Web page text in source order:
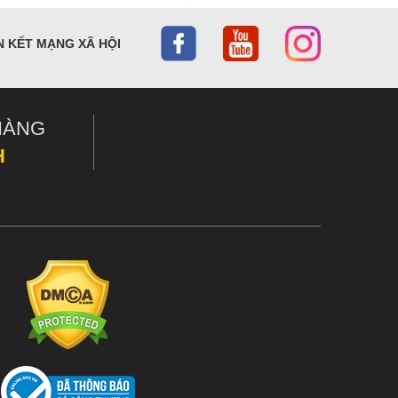
hợp. Một mái chèo phù hợp là khi phần chữ T ở tay cầm nằm gọn
để tìm ra độ dài thích hợp cho các loại hoạt động từ lướt sóng, đi
KẾT MẠNG XÃ HỘI